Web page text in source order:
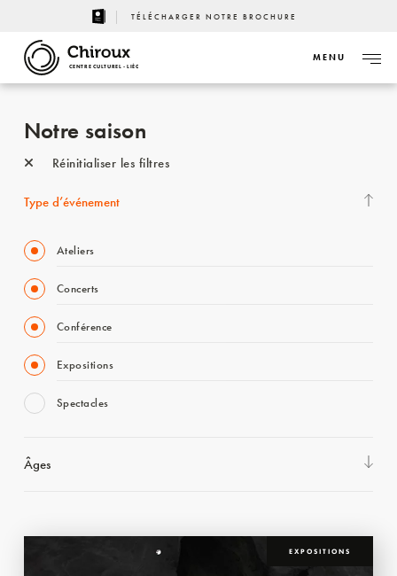
TÉLÉCHARGER NOTRE BROCHURE
CENTRE CULTUREL - LIÈGE
MENU
Notre saison
Réinitialiser les filtres
Type d’événement
Ateliers
Concerts
Conférence
Expositions
Spectacles
Âges
EXPOSITIONS